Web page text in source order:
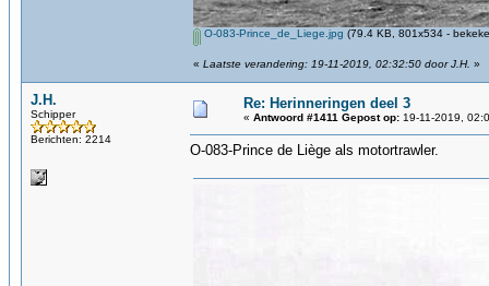
O-083-Prince_de_Liege.jpg (79.4 KB, 801x534 -
« Laatste verandering: 19-11-2019, 02:32:50 door J.H. »
J.H.
Schipper
Berichten: 2214
Re: Herinneringen deel 3
« Antwoord #1411 Gepost op: 19-11-2019,
O-083-Prince de Liège als motortrawler.